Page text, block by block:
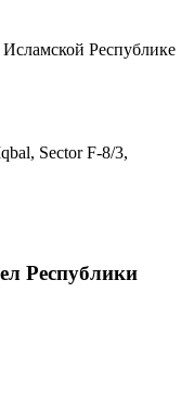
Республике
Sector F-8/3,
Республики